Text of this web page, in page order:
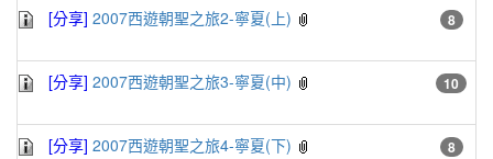
[分享] 2007西遊朝聖之旅2-寧夏(上) 8
[分享] 2007西遊朝聖之旅3-寧夏(中) 10
[分享] 2007西遊朝聖之旅4-寧夏(下) 8